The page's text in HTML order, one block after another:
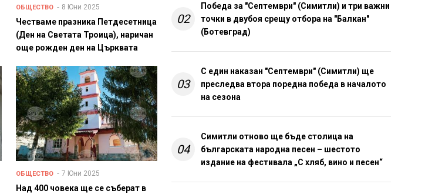
ОБЩЕСТВО 8 Юни 2025
Честваме празника Петдесетница
(Ден на Светата Троица), наричан
още рожден ден на Църквата
ОБЩЕСТВО 7 Юни 2025
Над 400 човека ще се съберат в
02
Победа за "Септември" (Симитли) и три важни
точки в двубоя срещу отбора на "Балкан"
(Ботевград)
03
С един наказан "Септември" (Симитли) ще
преследва втора поредна победа в началото
на сезона
04
Симитли отново ще бъде столица на
българската народна песен – шестото
издание на фестивала „С хляб, вино и песен“